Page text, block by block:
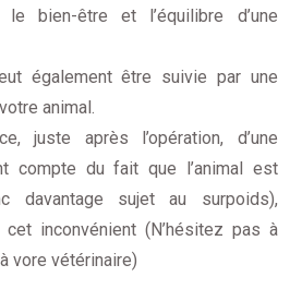
le bien-être et l’équilibre d’une
également être suivie par une
animal.
juste après l’opération, d’une
compte du fait que l’animal est
davantage sujet au surpoids),
cet inconvénient (N’hésitez pas à
vore vétérinaire)